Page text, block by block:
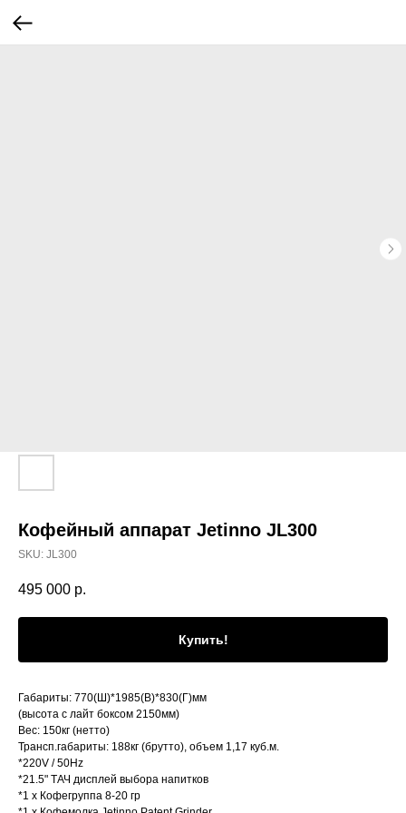
Кофейный аппарат Jetinno JL300
SKU: JL300
495 000 р.
Купить!
Габариты: 770(Ш)*1985(В)*830(Г)мм
(высота с лайт боксом 2150мм)
Вес: 150кг (нетто)
Трансп.габариты: 188кг (брутто), объем 1,17 куб.м.
*220V / 50Hz
*21.5" ТАЧ дисплей выбора напитков
*1 x Кофегруппа 8-20 гр